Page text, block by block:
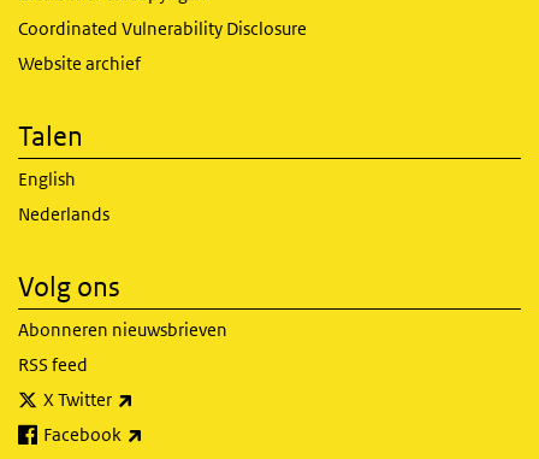
Coordinated Vulnerability Disclosure
Website archief
Talen
English
Nederlands
Volg ons
Abonneren nieuwsbrieven
RSS feed
X Twitter
Facebook